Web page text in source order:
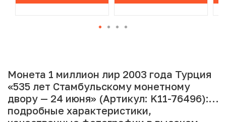
Монета 1 миллион лир 2003 года Турция
«535 лет Стамбульскому монетному
двору — 24 июня» (Артикул: K11-76496):
подробные характеристики,